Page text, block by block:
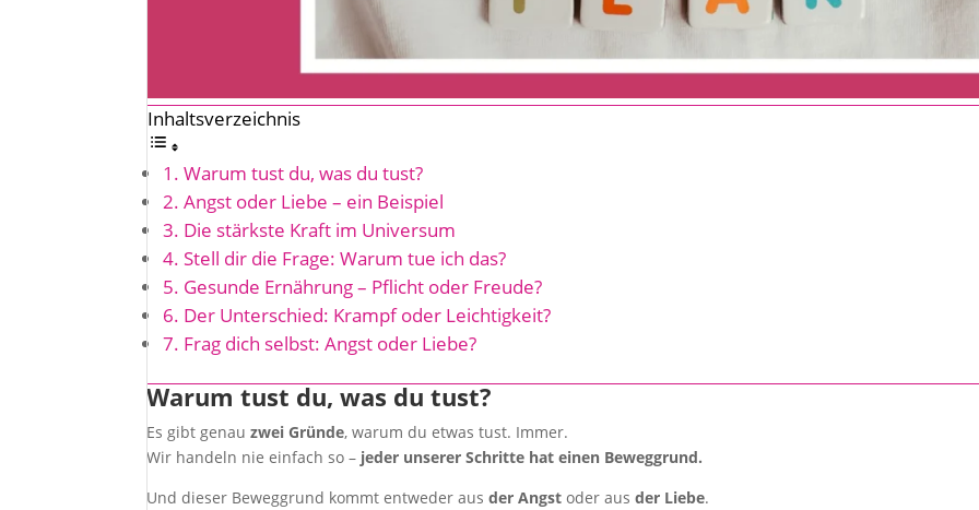
Inhaltsverzeichnis
Warum tust du, was du tust?
Angst oder Liebe – ein Beispiel
Die stärkste Kraft im Universum
Stell dir die Frage: Warum tue ich das?
Gesunde Ernährung – Pflicht oder Freude?
Der Unterschied: Krampf oder Leichtigkeit?
Frag dich selbst: Angst oder Liebe?
Warum tust du, was du tust?
Es gibt genauzwei Gründe, warum du etwas tust. Immer.
Wir handeln nie einfach so – jeder unserer Schritte hat einen Beweggrund.
Und dieser Beweggrund kommt entweder ausder Angst oder ausder Liebe.